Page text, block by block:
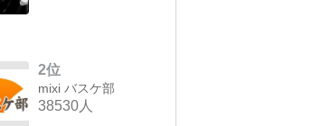
2位
mixi バスケ部
38530人